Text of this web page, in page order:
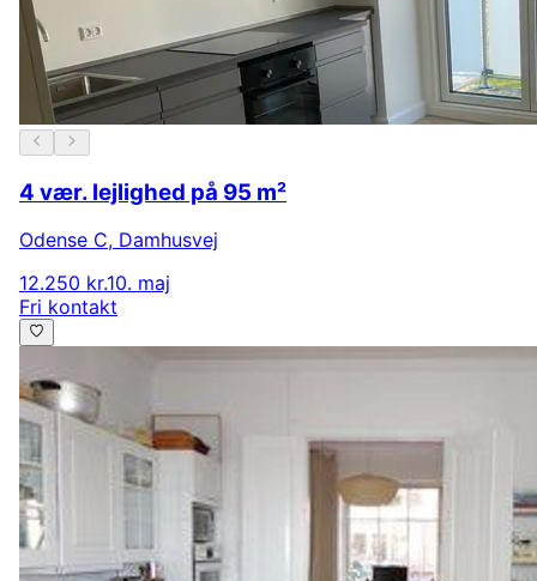
4 vær. lejlighed på 95 m²
Odense C, Damhusvej
12.250 kr.10. maj
Fri kontakt